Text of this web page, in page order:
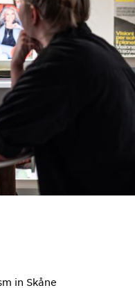
in Skåne